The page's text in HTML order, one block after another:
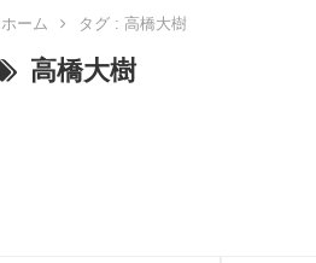
ホーム タグ : 高橋大樹
高橋大樹